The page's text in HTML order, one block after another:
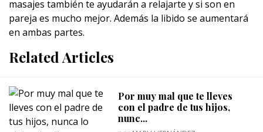
masajes también te ayudarán a relajarte y si son en
pareja es mucho mejor. Además la libido se aumentará
en ambas partes.
Related Articles
Por muy mal que te lleves
con el padre de tus hijos,
nunc...